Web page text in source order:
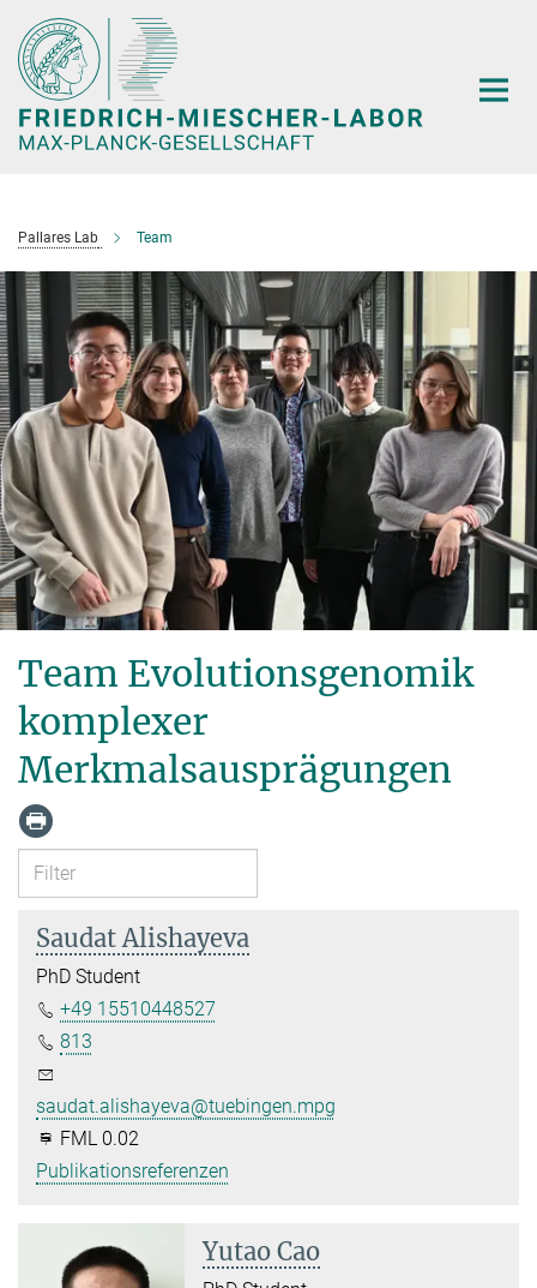
Hauptinhalt
Pallares Lab Team
Team Evolutionsgenomik
komplexer
Merkmalsausprägungen
Saudat Alishayeva
PhD Student
+49 15510448527
813
saudat.alishayeva@tuebingen.mpg.de
FML 0.02
Publikationsreferenzen
Yutao Cao